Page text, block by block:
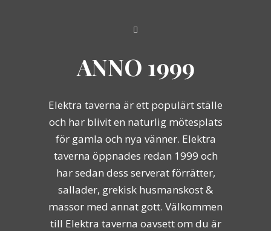
ANNO 1999
Elektra taverna är ett populärt ställe
och har blivit en naturlig mötesplats
för gamla och nya vänner. Elektra
taverna öppnades redan 1999 och
har sedan dess serverat förrätter,
sallader, grekisk husmanskost &
massor med annat gott. Välkommen
till Elektra taverna oavsett om du är